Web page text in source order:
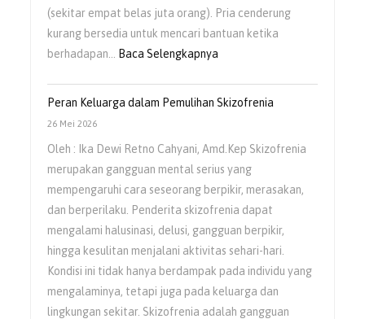
(sekitar empat belas juta orang). Pria cenderung
kurang bersedia untuk mencari bantuan ketika
berhadapan…
Baca Selengkapnya
Sering
Diabaikan
Peran Keluarga dalam Pemulihan Skizofrenia
26 Mei 2026
Oleh : Ika Dewi Retno Cahyani, Amd.Kep Skizofrenia
merupakan gangguan mental serius yang
mempengaruhi cara seseorang berpikir, merasakan,
dan berperilaku. Penderita skizofrenia dapat
mengalami halusinasi, delusi, gangguan berpikir,
hingga kesulitan menjalani aktivitas sehari-hari.
Kondisi ini tidak hanya berdampak pada individu yang
mengalaminya, tetapi juga pada keluarga dan
lingkungan sekitar. Skizofrenia adalah gangguan